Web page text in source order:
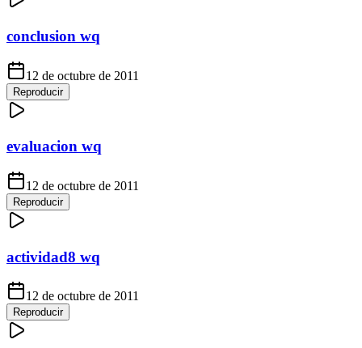
conclusion wq
12 de octubre de 2011
Reproducir
evaluacion wq
12 de octubre de 2011
Reproducir
actividad8 wq
12 de octubre de 2011
Reproducir